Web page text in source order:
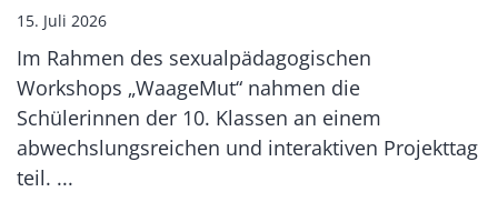
15. Juli 2026
Im Rahmen des sexualpädagogischen
Workshops „WaageMut“ nahmen die
Schülerinnen der 10. Klassen an einem
abwechslungsreichen und interaktiven Projekttag
teil. ...